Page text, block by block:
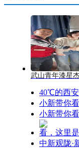
武山青年漆星
40℃的西
小新带你
小新带你
看，这里
中新观陇·